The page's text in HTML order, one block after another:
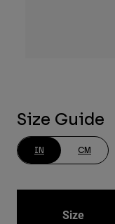
Size Guide
IN CM
Size